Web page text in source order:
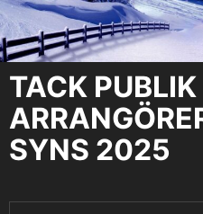
TACK
SYNS 2025